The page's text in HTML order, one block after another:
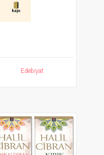
Edebiyat